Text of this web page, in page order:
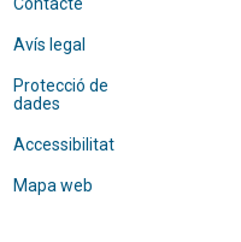
Avís legal
Protecció de
dades
Accessibilitat
Mapa web